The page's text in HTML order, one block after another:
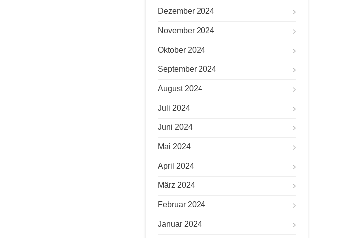
Dezember 2024
November 2024
Oktober 2024
September 2024
August 2024
Juli 2024
Juni 2024
Mai 2024
April 2024
März 2024
Februar 2024
Januar 2024